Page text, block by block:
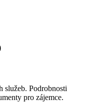
služeb. Podrobnosti
pro zájemce.